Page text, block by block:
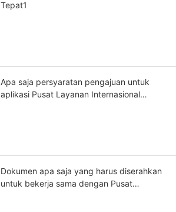
Tepat1
Apa saja persyaratan pengajuan untuk
aplikasi Pusat Layanan Internasional
Dokumen apa saja yang harus diserahkan
untuk bekerja sama dengan Pusat